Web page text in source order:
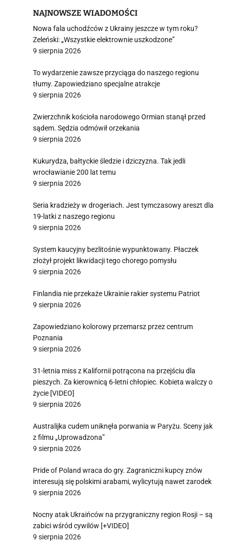
NAJNOWSZE WIADOMOŚCI
Nowa fala uchodźców z Ukrainy jeszcze w tym roku?
Zeleński: „Wszystkie elektrownie uszkodzone”
9 sierpnia 2026
To wydarzenie zawsze przyciąga do naszego regionu
tłumy. Zapowiedziano specjalne atrakcje
9 sierpnia 2026
Zwierzchnik kościoła narodowego Ormian stanął przed
sądem. Sędzia odmówił orzekania
9 sierpnia 2026
Kukurydza, bałtyckie śledzie i dziczyzna. Tak jedli
wrocławianie 200 lat temu
9 sierpnia 2026
Seria kradzieży w drogeriach. Jest tymczasowy areszt dla
19-latki z naszego regionu
9 sierpnia 2026
System kaucyjny bezlitośnie wypunktowany. Płaczek
złożył projekt likwidacji tego chorego pomysłu
9 sierpnia 2026
Finlandia nie przekaże Ukrainie rakier systemu Patriot
9 sierpnia 2026
Zapowiedziano kolorowy przemarsz przez centrum
Poznania
9 sierpnia 2026
31-letnia miss z Kalifornii potrącona na przejściu dla
pieszych. Za kierownicą 6-letni chłopiec. Kobieta walczy o
życie [VIDEO]
9 sierpnia 2026
Australijka cudem uniknęła porwania w Paryżu. Sceny jak
z filmu „Uprowadzona”
9 sierpnia 2026
Pride of Poland wraca do gry. Zagraniczni kupcy znów
interesują się polskimi arabami, wylicytują nawet zarodek
9 sierpnia 2026
Nocny atak Ukraińców na przygraniczny region Rosji – są
zabici wśród cywilów [+VIDEO]
9 sierpnia 2026